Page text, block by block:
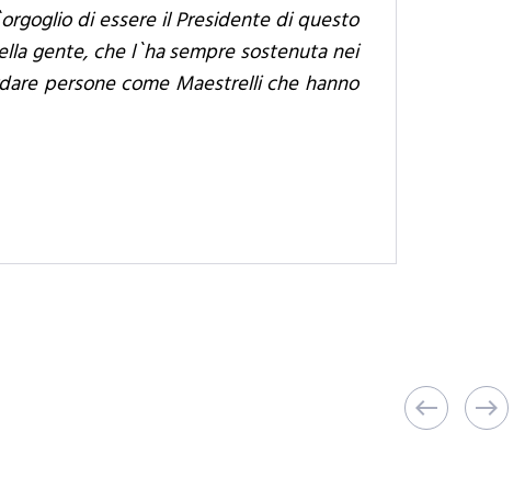
di essere il Presidente di questo
gente, che l`ha sempre sostenuta nei
persone come Maestrelli che hanno
west east